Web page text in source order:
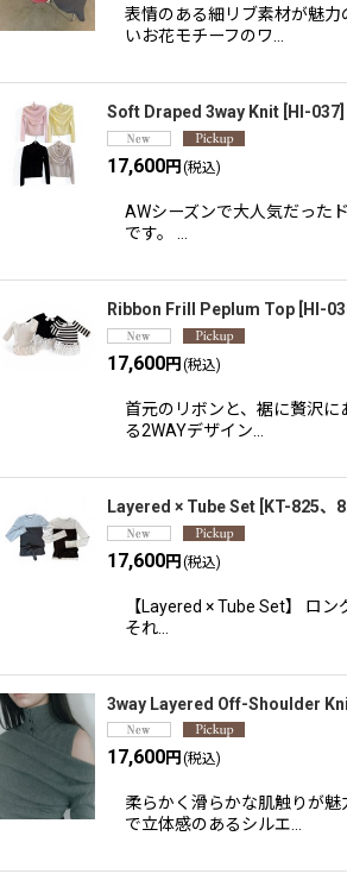
表情のある細リブ素材が魅
いお花モチーフのワ…
Soft Draped 3way Knit HI-037
17,600円 (税込)
AWシーズンで大人気だった
です。 …
Ribbon Frill Peplum Top HI-
17,600円 (税込)
首元のリボンと、裾に贅沢
る2WAYデザイン…
Layered × Tube Set KT-825、
17,600円(税込)
【Layered × Tube Set】 ロ
それ…
3way Layered Off-Shoulder
17,600円 (税込)
柔らかく滑らかな肌触りが
で立体感のあるシルエ…